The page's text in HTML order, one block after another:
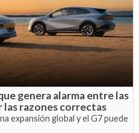
genera alarma entre las
las razones correctas
expansión global y el G7 puede